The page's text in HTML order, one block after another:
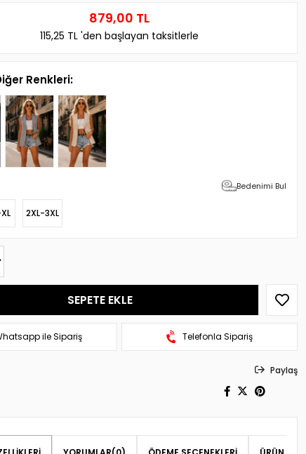
879,00 TL
115,25 TL 'den başlayan taksitlerle
Renkleri:
Bedenimi Bul
2XL-3XL
ile Sipariş Telefonla Sipariş
Paylaş